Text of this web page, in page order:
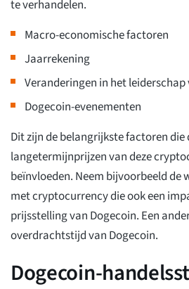
te verhandelen.
Macro-economische factoren
Jaarrekening
Veranderingen in het leiderschap
Dogecoin-evenementen
Dit zijn de belangrijkste factoren die
langetermijnprijzen van deze
beïnvloeden. Neem bijvoorbeeld de
met cryptocurrency die ook een
prijsstelling van Dogecoin. Een
overdrachtstijd van Dogecoin.
Dogecoin-